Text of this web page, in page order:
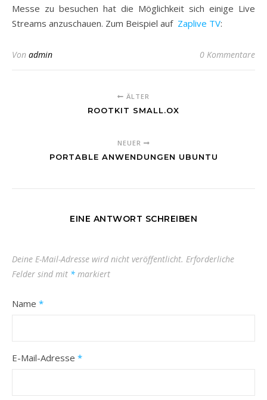
Messe zu besuchen hat die Möglichkeit sich einige Live
Streams anzuschauen. Zum Beispiel auf Zaplive TV:
Von admin 0 Kommentare
ÄLTER
ROOTKIT SMALL.OX
NEUER
PORTABLE ANWENDUNGEN UBUNTU
EINE ANTWORT SCHREIBEN
Deine E-Mail-Adresse wird nicht veröffentlicht. Erforderliche
Felder sind mit * markiert
Name *
E-Mail-Adresse *